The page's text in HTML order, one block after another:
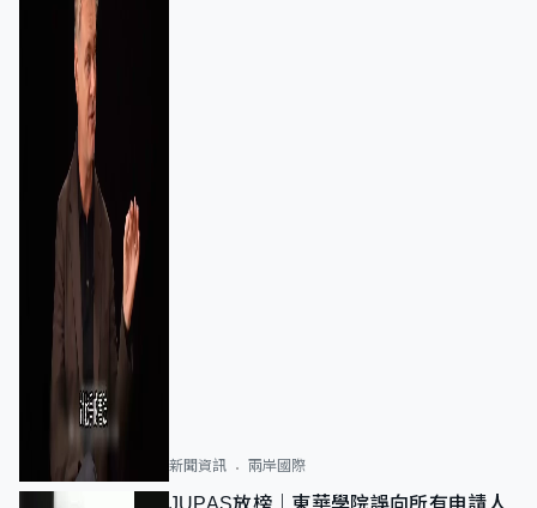
新聞資訊 兩岸國際
JUPAS放榜｜東華學院誤向所有申請人